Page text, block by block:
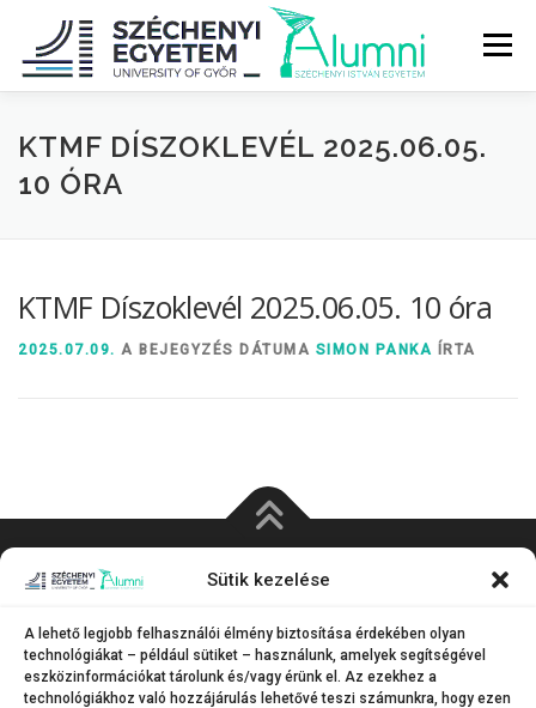
Sütik kezelése
A lehető legjobb felhasználói élmény biztosítása érdekében olyan
technológiákat – például sütiket – használunk, amelyek segítségével
eszközinformációkat tárolunk és/vagy érünk el. Az ezekhez a
technológiákhoz való hozzájárulás lehetővé teszi számunkra, hogy ezen
tartalomhoz
Menü
RÓLUNK ALUMNI KÖZÖSSÉG HÍREK MÉDIA
SZOLGÁLTATÁSOK ÉVFOLYAMOK
KTMF DÍSZOKLEVÉL 2025.06.05.
10 ÓRA
KTMF Díszoklevél 2025.06.05. 10 óra
2025.07.09. A BEJEGYZÉS DÁTUMA SIMON PANKA ÍRTA
Copyright © 2026 SZE Alumni – Széchenyi István Egyetem –